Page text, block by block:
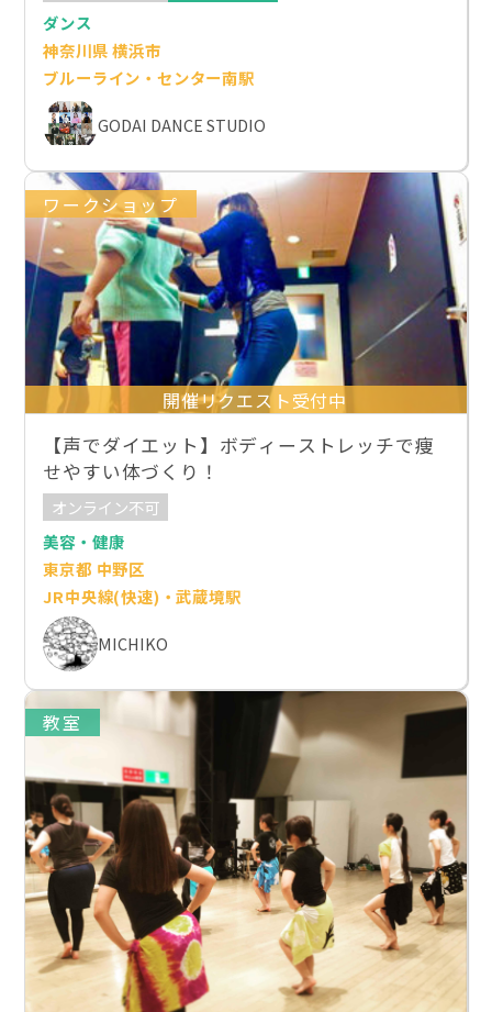
ダンス
神奈川県 横浜市
ブルーライン・センター南駅
GODAI DANCE STUDIO
ワークショップ
開催リクエスト受付中
【声でダイエット】ボディーストレッチで痩
せやすい体づくり！
オンライン不可
美容・健康
東京都 中野区
JR中央線(快速)・武蔵境駅
MICHIKO
教室